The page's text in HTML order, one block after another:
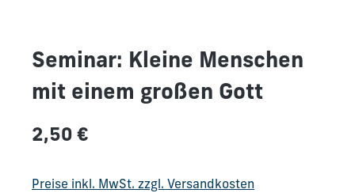
Seminar: Kleine Menschen
mit einem großen Gott
Regulärer Preis:
2,50 €
Preise inkl. MwSt. zzgl. Versandkosten